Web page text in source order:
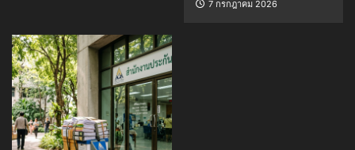
7 กรกฎาคม 2026